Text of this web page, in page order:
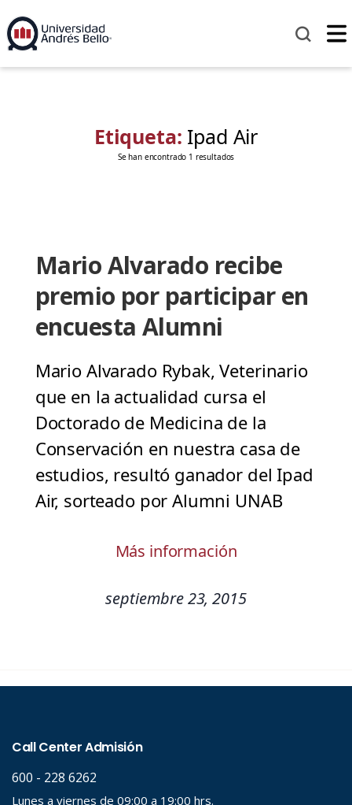
Etiqueta: Ipad Air
Se han encontrado 1 resultados
Mario Alvarado recibe
premio por participar en
encuesta Alumni
Mario Alvarado Rybak, Veterinario
que en la actualidad cursa el
Doctorado de Medicina de la
Conservación en nuestra casa de
estudios, resultó ganador del Ipad
Air, sorteado por Alumni UNAB
Más información
septiembre 23, 2015